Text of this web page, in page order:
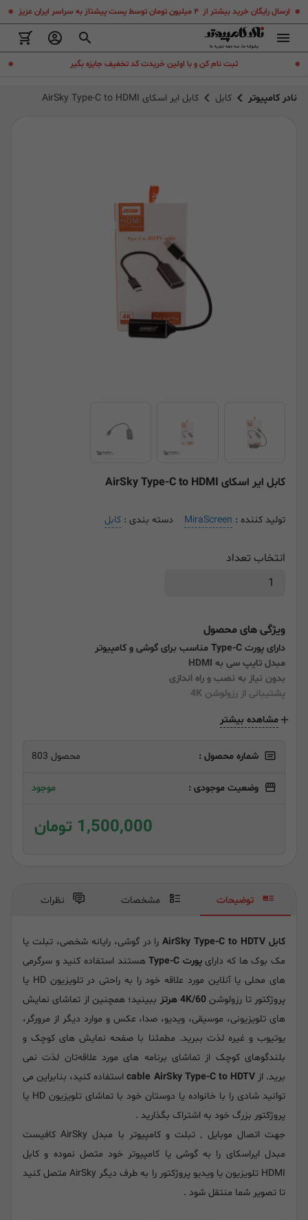
ارسال رایگان خرید بیشتر از ۴ میلیون تومان توسط پست پیشتاز به سراسر ایران عزیز
.
ثبت نام کن و با اولین خریدت کد تخفیف جایزه بگیر .
نادر کامپیوتر کابل کابل ایر اسکای AirSky Type-C to HDMI
کابل ایر اسکای AirSky Type-C to HDMI
تولید کننده : MiraScreen دسته بندی : کابل
انتخاب تعداد
ویژگی های محصول
دارای پورت Type-C مناسب برای گوشی و کامپیوتر
مبدل تایپ سی به HDMI
بدون نیاز به نصب و راه اندازی
پشتیبانی از رزولوشن 4K
مشاهده بیشتر
شماره محصول : محصول 803
وضعیت موجودی : موجود
1,500,000 تومان
کابل AirSky Type-C to HDTV
را در گوشی، رایانه شخصی، تبلت یا
مک بوک ها که دارایپورت Type-C
هستند استفاده کنید و سرگرمی
های محلی یا آنلاین مورد علاقه خود را به راحتی در تلویزیون HD یا
پروژکتور تا رزولوشن 4K/60 هرتز
ببینید؛ همچنین از تماشای نمایش
های تلویزیونی، موسیقی، ویدیو، صدا، عکس و موارد دیگر از مرورگر،
یوتیوب و غیره لذت ببرید. مطمئنا با صفحه نمایش های کوچک و
بلندگوهای کوچک از تماشای برنامه های مورد علاقه‌تان لذت نمی
برید. ازcable AirSky Type-C to HDTVاستفاده کنید، بنابراین می
توانید شادی را با خانواده یا دوستان خود با تماشای تلویزیون HD یا
پروژکتور بزرگ خود به اشتراک بگذارید .
جهت اتصال موبایل , تبلت و کامپیوتر با مبدل AirSky کافیست
مبدل ایراسکای را به گوشی یا کامپیوتر خود متصل نموده و کابل
HDMI تلویزیون یا ویدیو پروژکتور را به طرف دیگر AirSky متصل کنید
تا تصویر شما منتقل شود .